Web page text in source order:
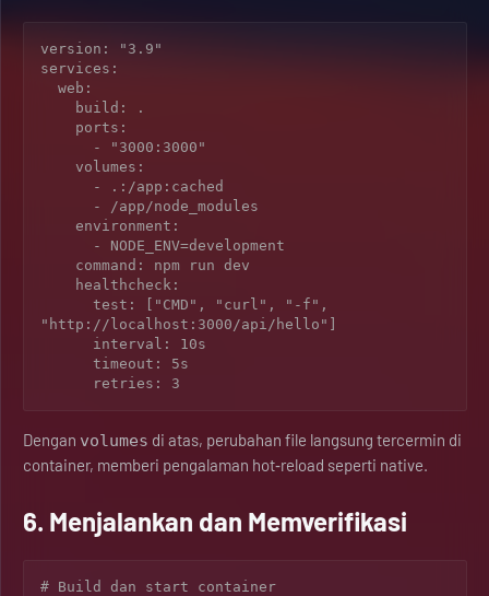
version: "3.9"
services:
"http://localhost:3000/api/hello"]
      retries: 3
Dengan volumes di atas, perubahan file langsung tercermin di
container, memberi pengalaman hot‑reload seperti native.
6. Menjalankan dan Memverifikasi
# Build dan start container